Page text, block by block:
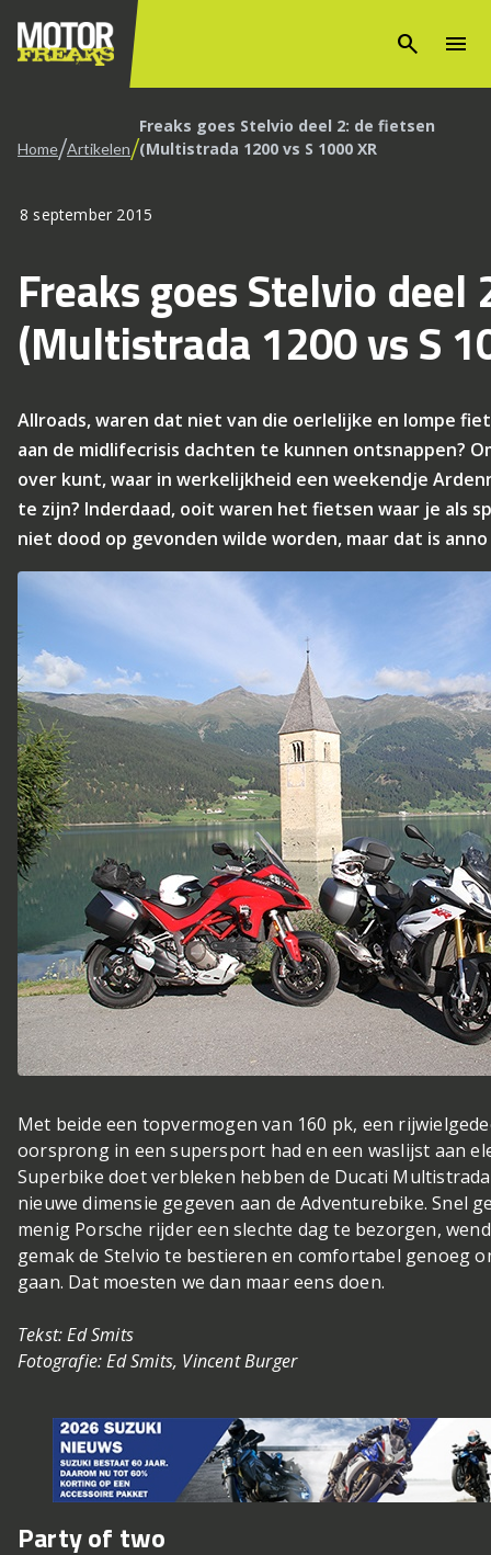
search menu
Home/Artikelen/Freaks goes Stelvio deel 2: de fietsen
(Multistrada 1200 vs S 1000 XR
8 september 2015
Freaks goes Stelvio deel
(Multistrada 1200 vs S
Allroads, waren dat niet van die oerlelijke en lompe
aan de midlifecrisis dachten te kunnen ontsnappen?
over kunt, waar in werkelijkheid een weekendje
te zijn? Inderdaad, ooit waren het fietsen waar je als
niet dood op gevonden wilde worden, maar dat is
Met beide een topvermogen van 160 pk, een
oorsprong in een supersport had en een waslijst aan
Superbike doet verbleken hebben de Ducati Multistrada
nieuwe dimensie gegeven aan de Adventurebike. Snel
menig Porsche rijder een slechte dag te bezorgen,
gemak de Stelvio te bestieren en comfortabel genoeg
gaan. Dat moesten we dan maar eens doen.
Tekst: Ed Smits
Fotografie: Ed Smits, Vincent Burger
Party of two